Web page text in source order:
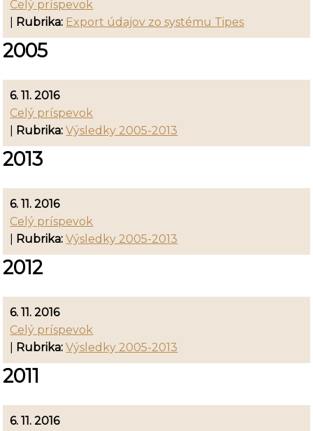
Celý príspevok
Rubrika: Export údajov zo systému Tipes
2005
6. 11. 2016
Celý príspevok
Rubrika: Výsledky 2005-2013
2013
6. 11. 2016
Celý príspevok
Rubrika: Výsledky 2005-2013
2012
6. 11. 2016
Celý príspevok
Rubrika: Výsledky 2005-2013
2011
6. 11. 2016